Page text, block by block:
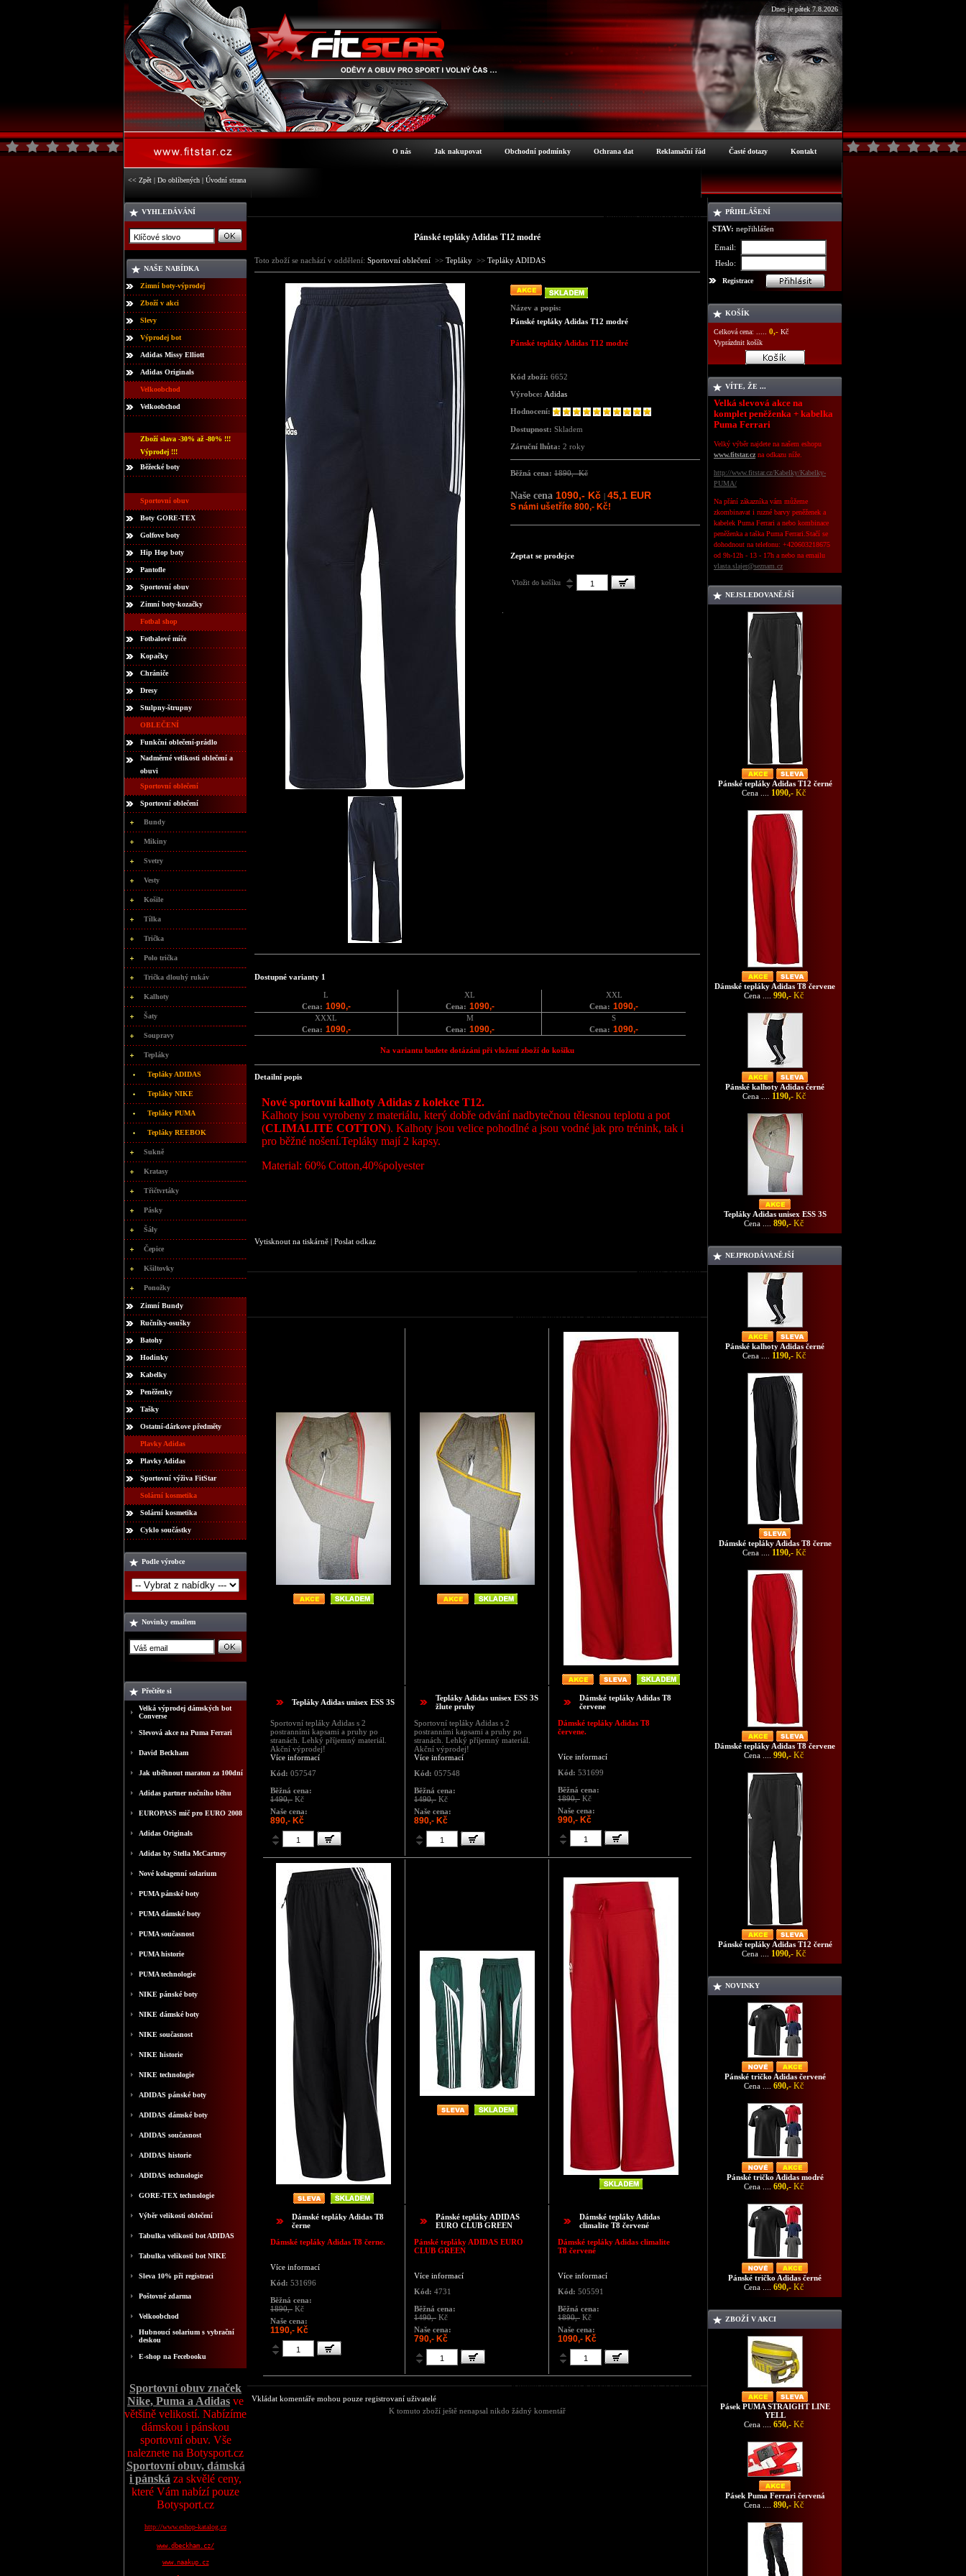
Dnes je pátek 7.8.2026
O nás Jak nakupovat Obchodní podmínky Ochrana dat Reklamační řád Časté dotazy Kontakt
<< Zpět | Do oblíbených | Úvodní strana
VYHLEDÁVÁNÍ
NAŠE NABÍDKA
Zimní boty-výprodej
Zboží v akci
Slevy
Výprodej bot
Adidas Missy Elliott
Adidas Originals
Velkoobchod
Velkoobchod
Zboží slava -30% až -80% !!!
Výprodej !!!
Běžecké boty
Sportovní obuv
Boty GORE-TEX
Golfove boty
Hip Hop boty
Pantofle
Sportovní obuv
Zimní boty-kozačky
Fotbal shop
Fotbalové míče
Kopačky
Chrániče
Dresy
Stulpny-štrupny
OBLEČENÍ
Funkční oblečení-prádlo
Nadměrné velikosti oblečení a
obuvi
Sportovní oblečení
Sportovní oblečení
Bundy
Mikiny
Svetry
Vesty
Košile
Tílka
Trička
Polo trička
Trička dlouhý rukáv
Kalhoty
Šaty
Soupravy
Tepláky
Tepláky ADIDAS
Tepláky NIKE
Tepláky PUMA
Tepláky REEBOK
Sukně
Kratasy
Třičtvrtáky
Pásky
Šály
Čepice
Kšiltovky
Ponožky
Zimní Bundy
Ručníky-osušky
Batohy
Hodinky
Kabelky
Peněženky
Tašky
Ostatní-dárkove předměty
Plavky Adidas
Plavky Adidas
Sportovní výživa FitStar
Solární kosmetika
Solární kosmetika
Cyklo součástky
Podle výrobce
Novinky emailem
Přečtěte si
Velká výprodej dámských bot
Converse
Slevová akce na Puma Ferrari
David Beckham
Jak uběhnout maraton za 100dní
Adidas partner nočního běhu
EUROPASS mič pro EURO 2008
Adidas Originals
Adidas by Stella McCartney
Nové kolagenní solarium
PUMA pánské boty
PUMA dámské boty
PUMA současnost
PUMA historie
PUMA technologie
NIKE pánské boty
NIKE dámské boty
NIKE současnost
NIKE historie
NIKE technologie
ADIDAS pánské boty
ADIDAS dámské boty
ADIDAS současnost
ADIDAS historie
ADIDAS technologie
GORE-TEX technologie
Výběr velikosti oblečení
Tabulka velikosti bot ADIDAS
Tabulka velikosti bot NIKE
Sleva 10% při registraci
Poštovné zdarma
Velkoobchod
Hubnoucí solarium s vybrační
deskou
E-shop na Fecebooku
Sportovní obuv značek
Nike, Puma a Adidas ve
většině velikostí. Nabízíme
dámskou i pánskou
sportovní obuv. Vše
naleznete na Botysport.cz
Sportovní obuv, dámská
i pánská za skvělé ceny,
které Vám nabízí pouze
Botysport.cz
http://www.eshop-katalog.cz
www.dbeckham.cz/
www.naakup.cz
Podrobné informace o zboží
Pánské tepláky Adidas T12 modré
Toto zboží se nachází v oddělení: Sportovní oblečení >> Tepláky >> Tepláky ADIDAS
Název a popis:
Pánské tepláky Adidas T12 modré
Pánské tepláky Adidas T12 modré
Kód zboží: 6652
Výrobce: Adidas
Hodnocení:
Dostupnost: Skladem
Záruční lhůta: 2 roky
Běžná cena: 1890,- Kč
Naše cena 1090,- Kč 45,1 EUR
S námi ušetříte 800,- Kč!
Zeptat se prodejce
Vložit do košíku
Dostupné varianty 1
L
Cena: 1090,-
XL
Cena: 1090,-
XXL
Cena: 1090,-
XXXL
Cena: 1090,-
M
Cena: 1090,-
S
Cena: 1090,-
Na variantu budete dotázáni při vložení zboží do košíku
Detailní popis
Nové sportovní kalhoty Adidas z kolekce T12.
Kalhoty jsou vyrobeny z materiálu, který dobře odvání nadbytečnou tělesnou teplotu a pot
(CLIMALITE COTTON). Kalhoty jsou velice pohodlné a jsou vodné jak pro trénink, tak i
pro běžné nošení.Tepláky mají 2 kapsy.
Material: 60% Cotton,40%polyester
Vytisknout na tiskárně | Poslat odkaz
Soubory ke stažení
Podobné zboží jako Pánské tepláky Adidas T12 modré
Tepláky Adidas unisex ESS 3S
Sportovní tepláky Adidas s 2
postranními kapsami a pruhy po
stranách. Lehký příjemný materiál.
Akční výprodej!
Více informací
Kód: 057547
Běžná cena:
1490,- Kč
Naše cena:
890,- Kč
Tepláky Adidas unisex ESS 3S
žlute pruhy
Sportovní tepláky Adidas s 2
postranními kapsami a pruhy po
stranách. Lehký příjemný materiál.
Akční výprodej!
Více informací
Kód: 057548
Běžná cena:
1490,- Kč
Naše cena:
890,- Kč
Dámské tepláky Adidas T8
červene
Dámské tepláky Adidas T8
červene.
Více informací
Kód: 531699
Běžná cena:
1890,- Kč
Naše cena:
990,- Kč
Dámské tepláky Adidas T8
černe
Dámské tepláky Adidas T8 černe.
Více informací
Kód: 531696
Běžná cena:
1890,- Kč
Naše cena:
1190,- Kč
Pánské tepláky ADIDAS
EURO CLUB GREEN
Pánské tepláky ADIDAS EURO
CLUB GREEN
Více informací
Kód: 4731
Běžná cena:
1490,- Kč
Naše cena:
790,- Kč
Dámské tepláky Adidas
climalite T8 červené
Dámské tepláky Adidas climalite
T8 červené
Více informací
Kód: 505591
Běžná cena:
1890,- Kč
Naše cena:
1090,- Kč
Komentáře ke zboží Pánské tepláky Adidas T12 modré
Vkládat komentáře mohou pouze registrovaní uživatelé
K tomuto zboží ještě nenapsal nikdo žádný komentář
PŘIHLÁŠENÍ
STAV: nepřihlášen
Email:
Heslo:
Registrace
KOŠÍK
Celková cena: ..... 0,- Kč
Vyprázdnit košík
VÍTE, ŽE ...
Velká slevová akce na
komplet peněženka + kabelka
Puma Ferrari
Velký výběr najdete na našem eshopu
www.fitstar.cz na odkazu níže.
http://www.fitstar.cz/Kabelky/Kabelky-
PUMA/
Na přání zákazníka vám můžeme
zkombinavat i ruzné barvy peněženek a
kabelek Puma Ferrari a nebo kombinace
peněženka a taška Puma Ferrari.Stačí se
dohodnout na telefonu: +420603218675
od 9h-12h - 13 - 17h a nebo na emailu
vlasta.slajer@seznam.cz
NEJSLEDOVANĚJŠÍ
Pánské tepláky Adidas T12 černé
Cena .... 1090,- Kč
Dámské tepláky Adidas T8 červene
Cena .... 990,- Kč
Pánské kalhoty Adidas černé
Cena ....
1190,-Kč
Tepláky Adidas unisex ESS 3S
Cena .... 890,- Kč
NEJPRODÁVANĚJŠÍ
Pánské kalhoty Adidas černé
Cena ....
1190,-Kč
Dámské tepláky Adidas T8 černe
Cena ....
1190,-Kč
Dámské tepláky Adidas T8 červene
Cena .... 990,- Kč
Pánské tepláky Adidas T12 černé
Cena .... 1090,- Kč
NOVINKY
Pánské tričko Adidas červené
Cena .... 690,- Kč
Pánské tričko Adidas modré
Cena .... 690,- Kč
Pánské tričko Adidas černé
Cena .... 690,- Kč
ZBOŽÍ V AKCI
Pásek PUMA STRAIGHT LINE
YELL
Cena .... 650,- Kč
Pásek Puma Ferrari červená
Cena .... 890,- Kč